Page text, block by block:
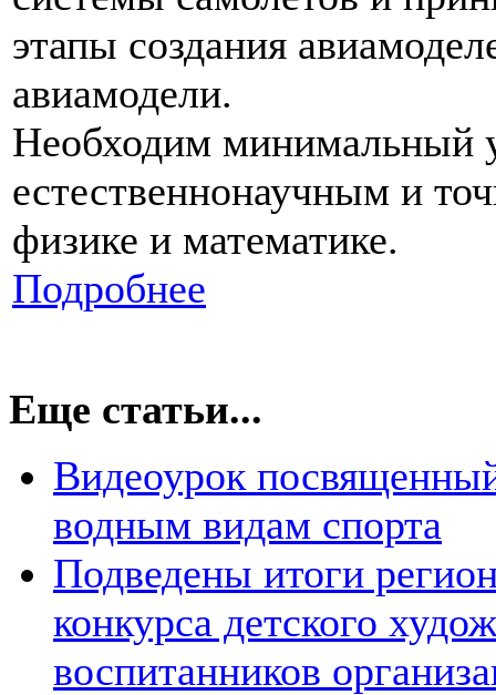
этапы создания
авиамодели.
Необходим минимальный
естественнонаучным и
физике и математике.
Подробнее
Еще статьи...
Видеоурок
водным видам спорта
Подведены итоги
конкурса детского
воспитанников